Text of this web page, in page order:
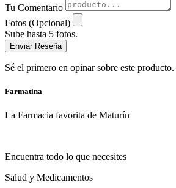
Tu Comentario
Fotos (Opcional)
Sube hasta 5 fotos.
Enviar Reseña
Sé el primero en opinar sobre este producto.
Farmatina
La Farmacia favorita de Maturín
Encuentra todo lo que necesites
Salud y Medicamentos